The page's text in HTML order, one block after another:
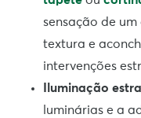
sensação de
textura e
intervenções
Iluminação
luminárias e a